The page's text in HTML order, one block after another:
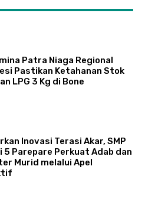
Patra Niaga Regional
Pastikan Ketahanan Stok
LPG 3 Kg di Bone
Inovasi Terasi Akar, SMP
5 Parepare Perkuat Adab dan
Murid melalui Apel